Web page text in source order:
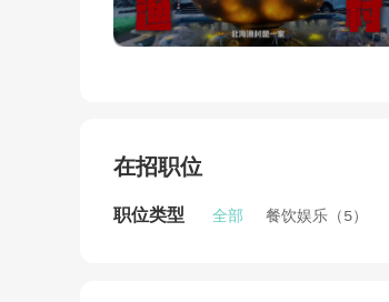
在招职位
职位类型 全部 餐饮娱乐（5）